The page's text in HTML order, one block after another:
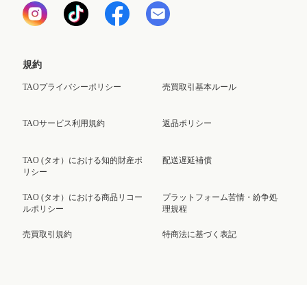
規約
TAOプライバシーポリシー
TAOサービス利用規約
TAO (タオ）における知的財産ポ
リシー
TAO (タオ）における商品リコー
ルポリシー
売買取引規約
売買取引基本ルール
返品ポリシー
配送遅延補償
プラットフォーム苦情・紛争処
理規程
特商法に基づく表記